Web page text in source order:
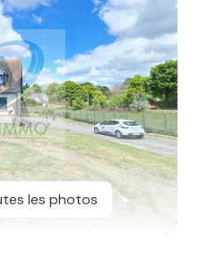
les photos